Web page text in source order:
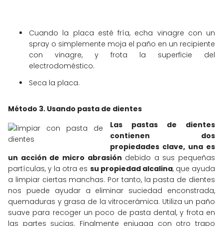
Cuando la placa esté fría, echa vinagre con un
spray o simplemente moja el paño en un recipiente
con vinagre, y frota la superficie del
electrodoméstico.
Seca la placa.
Método 3. Usando pasta de dientes
Las pastas de dientes
contienen dos
propiedades clave, una es
un acción de micro abrasión debido a sus pequeñas
partículas, y la otra es su propiedad alcalina, que ayuda
a limpiar ciertas manchas. Por tanto, la pasta de dientes
nos puede ayudar a eliminar suciedad enconstrada,
quemaduras y grasa de la vitrocerámica. Utiliza un paño
suave para recoger un poco de pasta dental, y frota en
las partes sucias. Finalmente enjuaga con otro trapo